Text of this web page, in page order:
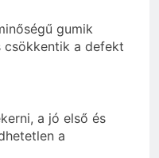
gumik
csökkentik a defekt
a jó első és
a